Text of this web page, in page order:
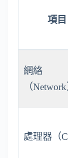
項目
網絡
（Network
處理器（